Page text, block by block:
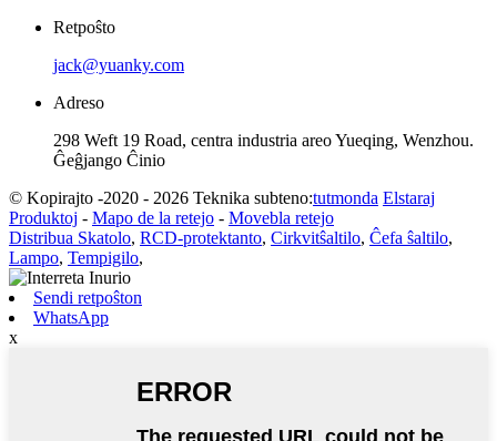
Retpoŝto
jack@yuanky.com
Adreso
298 Weft 19 Road, centra industria areo Yueqing, Wenzhou.
Ĝeĝjango Ĉinio
© Kopirajto -2020 - 2026 Teknika subteno:tutmonda Elstaraj
Produktoj - Mapo de la retejo - Movebla retejo
Distribua Skatolo, RCD-protektanto, Cirkvitŝaltilo, Ĉefa ŝaltilo,
Lampo, Tempigilo,
Sendi retpoŝton
WhatsApp
x